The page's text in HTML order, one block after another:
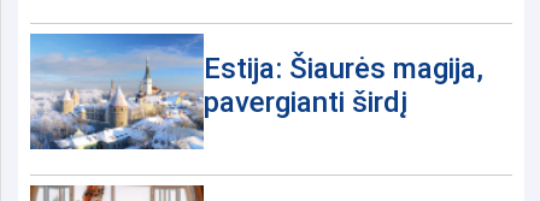
Estija: Šiaurės magija,
pavergianti širdį